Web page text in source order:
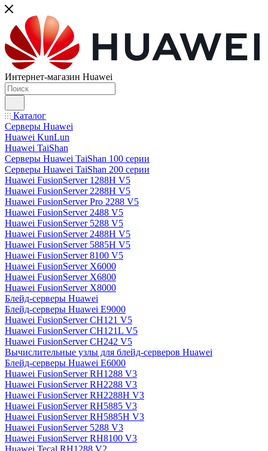
Интернет-магазин Huawei
Каталог
Серверы Huawei
Huawei KunLun
Huawei TaiShan
Серверы Huawei TaiShan 100 серии
Серверы Huawei TaiShan 200 серии
Huawei FusionServer 1288H V5
Huawei FusionServer 2288H V5
Huawei FusionServer Pro 2288 V5
Huawei FusionServer 2488 V5
Huawei FusionServer 5288 V5
Huawei FusionServer 2488H V5
Huawei FusionServer 5885H V5
Huawei FusionServer 8100 V5
Huawei FusionServer X6000
Huawei FusionServer X6800
Huawei FusionServer X8000
Блейд-серверы Huawei
Блейд-серверы Huawei E9000
Huawei FusionServer CH121 V5
Huawei FusionServer CH121L V5
Huawei FusionServer CH242 V5
Вычислительные узлы для блейд-серверов Huawei
Блейд-серверы Huawei E6000
Huawei FusionServer RH1288 V3
Huawei FusionServer RH2288 V3
Huawei FusionServer RH2288H V3
Huawei FusionServer RH5885 V3
Huawei FusionServer RH5885H V3
Huawei FusionServer 5288 V3
Huawei FusionServer RH8100 V3
Huawei Tecal RH1288 V2